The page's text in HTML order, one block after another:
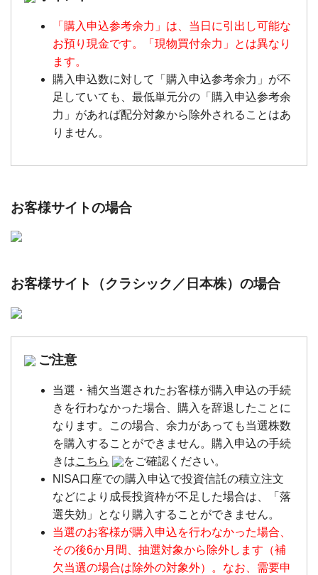
「購入申込参考余力」は、当日に引出し可能な
お預り現金です。「現物買付余力」とは異なり
ます。
購入申込数に対して「購入申込参考余力」が不
足していても、最低単元分の「購入申込参考余
力」があれば配分対象から除外されることはあ
りません。
お客様サイトの場合
お客様サイト（クラシック／日本株）の場合
ご注意
当選・補欠当選されたお客様が購入申込の手続
きを行わなかった場合、購入を辞退したことに
なります。この場合、余力があっても当選株数
を購入することができません。購入申込の手続
きはこちら
をご確認ください。
NISA口座での購入申込で投資信託の積立注文
などにより成長投資枠が不足した場合は、「落
選失効」となり購入することができません。
当選のお客様が購入申込を行わなかった場合、
その後6か月間、抽選対象から除外します（補
欠当選の場合は除外の対象外）。なお、需要申